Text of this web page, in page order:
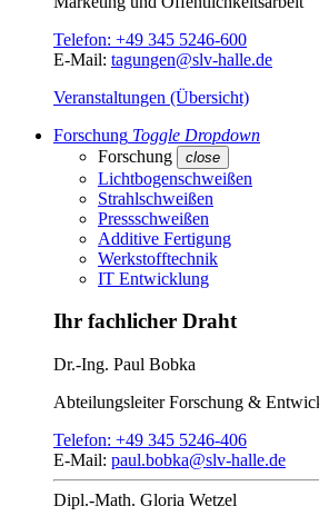
Telefon: +49 345 5246-600
E-Mail: tagungen@slv-halle.de
Veranstaltungen (Übersicht)
Forschung Toggle Dropdown
Forschung
close
Lichtbogenschweißen
Strahlschweißen
Pressschweißen
Additive Fertigung
Werkstofftechnik
IT Entwicklung
Ihr fachlicher Draht
Dr.-Ing. Paul Bobka
AbteilungsleiterForschung &
Telefon: +49 345 5246-406
E-Mail: paul.bobka@slv-halle.de
Dipl.-Math. Gloria Wetzel